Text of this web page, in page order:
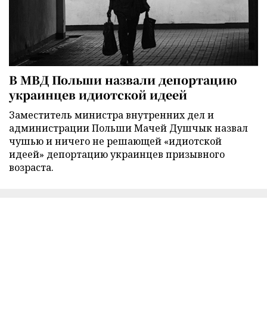
В МВД Польши назвали депортацию
украинцев идиотской идеей
Заместитель министра внутренних дел и
администрации Польши Мачей Душчык назвал
чушью и ничего не решающей «идиотской
идеей» депортацию украинцев призывного
возраста.